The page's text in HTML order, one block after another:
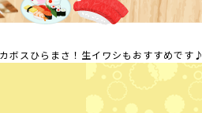
ボスひらまさ！生イワシもおすすめです♪